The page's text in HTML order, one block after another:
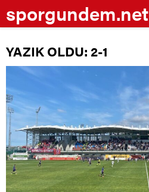
sporgundem.net
YAZIK OLDU: 2-1